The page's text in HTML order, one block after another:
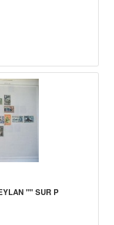
"" SUR P